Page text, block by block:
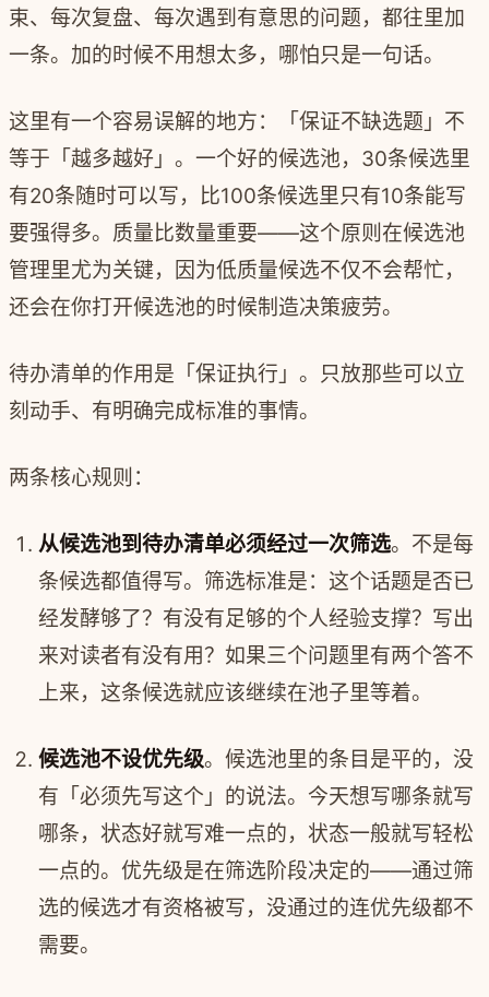
束、每次复盘、每次遇到有意思的问题，都往里加
一条。加的时候不用想太多，哪怕只是一句话。
这里有一个容易误解的地方：「保证不缺选题」不
等于「越多越好」。一个好的候选池，30条候选里
有20条随时可以写，比100条候选里只有10条能写
要强得多。质量比数量重要——这个原则在候选池
管理里尤为关键，因为低质量候选不仅不会帮忙，
还会在你打开候选池的时候制造决策疲劳。
待办清单的作用是「保证执行」。只放那些可以立
刻动手、有明确完成标准的事情。
两条核心规则：
从候选池到待办清单必须经过一次筛选。不是每
条候选都值得写。筛选标准是：这个话题是否已
经发酵够了？有没有足够的个人经验支撑？写出
来对读者有没有用？如果三个问题里有两个答不
上来，这条候选就应该继续在池子里等着。
候选池不设优先级。候选池里的条目是平的，没
有「必须先写这个」的说法。今天想写哪条就写
哪条，状态好就写难一点的，状态一般就写轻松
一点的。优先级是在筛选阶段决定的——通过筛
选的候选才有资格被写，没通过的连优先级都不
需要。